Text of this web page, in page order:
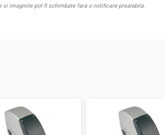
imaginile pot fi schimbate fara o notificare prealabila.